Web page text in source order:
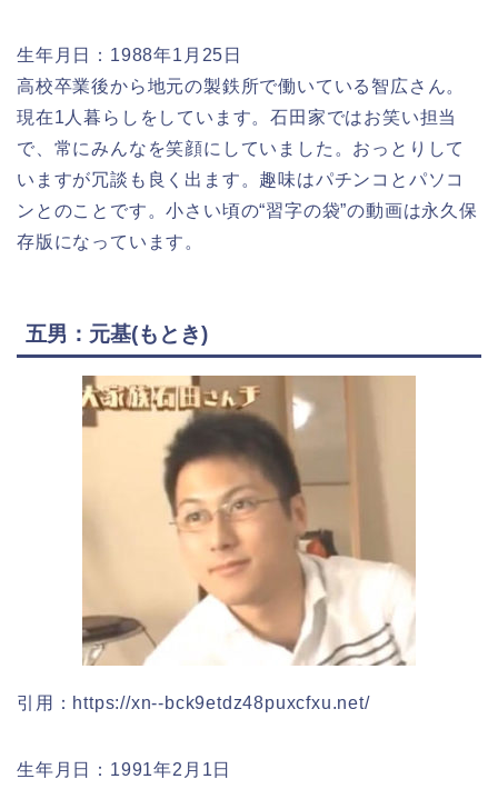
生年月日：1988年1月25日
高校卒業後から地元の製鉄所で働いている智広さん。
現在1人暮らしをしています。石田家ではお笑い担当
で、常にみんなを笑顔にしていました。おっとりして
いますが冗談も良く出ます。趣味はパチンコとパソコ
ンとのことです。小さい頃の“習字の袋”の動画は永久保
存版になっています。
五男：元基(もとき)
引用：https://xn--bck9etdz48puxcfxu.net/
生年月日：1991年2月1日